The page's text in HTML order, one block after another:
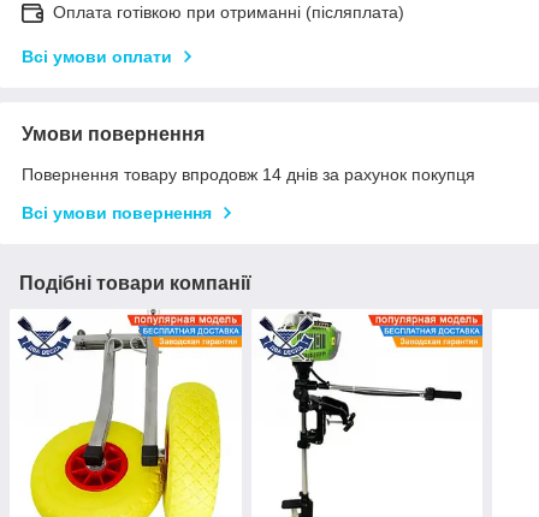
Оплата готівкою при отриманні (післяплата)
Всі умови оплати
Умови повернення
Повернення товару впродовж 14 днів за рахунок покупця
Всі умови повернення
Подібні товари компанії